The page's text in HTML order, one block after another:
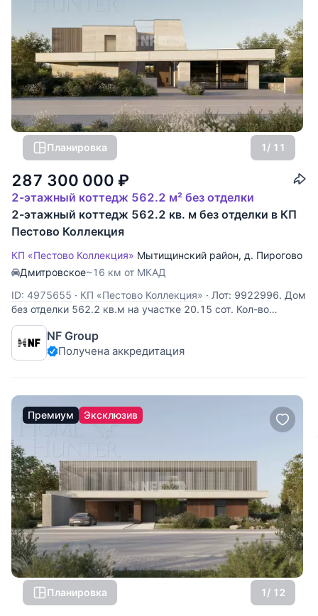
Планировка 1/ 11
287 300 000 ₽
2-этажный коттедж 562.2 м² без отделки
2-этажный коттедж 562.2 кв. м без отделки в КП
Пестово Коллекция
КП «Пестово Коллекция» Мытищинский район, д. Пирогово
Дмитровское~16 км от МКАД
ID: 4975655 · КП «Пестово Коллекция» · Лот: 9922996. Дом
без отделки 562.2 кв.м на участке 20.15 cот. Кол-во
спален: 4. Кол-во с/у: 5. Поселок «Пирогово Коллекция».
Осташковское шоссе, 16 км от МКАД. Без комиссии для
покупателя. Двухэтажный дом площадью 562 м²
NF Group
Получена аккредитация
Премиум Эксклюзив
Планировка 1 / 12